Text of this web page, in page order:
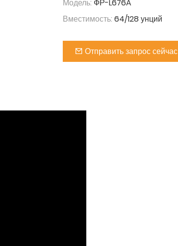
Модель: ФР-L676A
Вместимость: 64/128 унций
Отправить запрос сейчас